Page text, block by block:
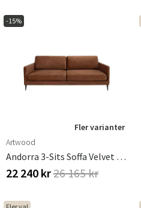
-15%
Fler varianter
Artwood
Andorra 3-Sits Soffa Velvet Hazel
22 240 kr26 165 kr